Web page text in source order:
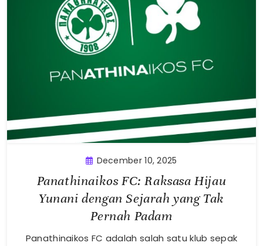
December 10, 2025
Panathinaikos FC: Raksasa Hijau
Yunani dengan Sejarah yang Tak
Pernah Padam
Panathinaikos FC adalah salah satu klub sepak